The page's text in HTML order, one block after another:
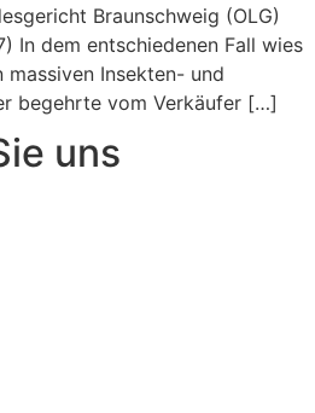
Braunschweig (OLG)
In dem entschiedenen Fall wies
massiven Insekten- und
begehrte vom Verkäufer […]
uns